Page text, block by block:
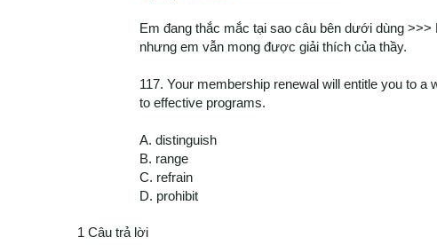
Em đang thắc mắc tại sao câu bên dưới dùng
nhưng em vẫn mong được giải thích của thầy.
117. Your membership renewal will entitle you to
to effective programs.
A. distinguish
B. range
C. refrain
D. prohibit
1 Câu trả lời